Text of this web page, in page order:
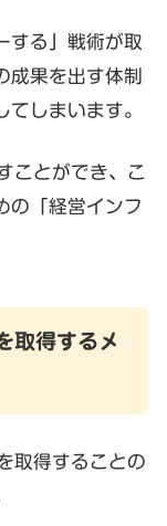
する」戦術が取
成果を出す体制
しまいます。
ことができ、こ
の「経営インフ
取得するメ
取得することの